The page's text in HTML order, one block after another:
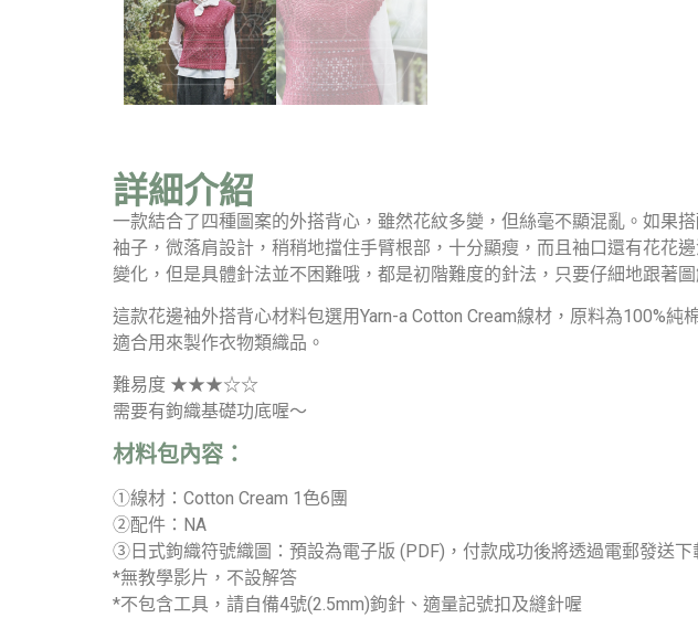
詳細介紹
一款結合了四種圖案的外搭背心，雖然花紋多變，但絲毫不顯混亂。如果
袖子，微落肩設計，稍稍地擋住手臂根部，十分顯瘦，而且袖口還有花花
變化，但是具體針法並不困難哦，都是初階難度的針法，只要仔細地跟著圖
這款花邊袖外搭背心材料包選用Yarn-a Cotton Cream線材，原料為100%
適合用來製作衣物類織品。
難易度 ★★★☆☆
需要有鉤織基礎功底喔～
材料包內容：
①線材：Cotton Cream 1色6團
②配件：NA
③日式鉤織符號織圖：預設為電子版 (PDF)，付款成功後將透過電郵發送
*無教學影片，不設解答
*不包含工具，請自備4號(2.5mm)鉤針、適量記號扣及縫針喔